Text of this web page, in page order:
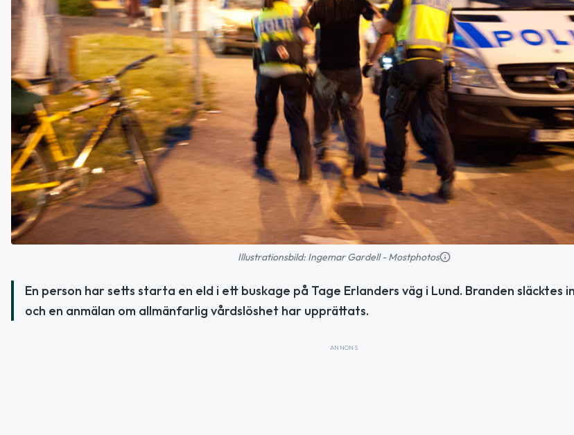
Illustrationsbild: Ingemar Gardell - Mostphotos
En person har setts starta en eld i ett buskage på Tage Erlanders väg i Lund. Branden släcktes
och en anmälan om allmänfarlig vårdslöshet har upprättats.
ANNONS